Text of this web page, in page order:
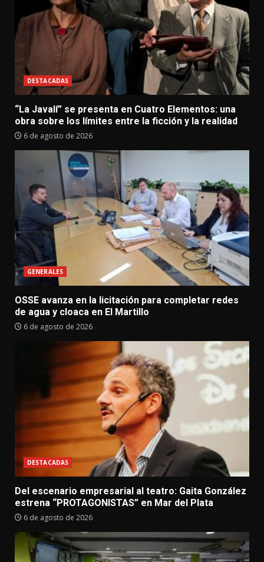
DESTACADAS
“La Javalí” se presenta en Cuatro Elementos: una
obra sobre los límites entre la ficción y la realidad
6 de agosto de 2026
GENERALES
OSSE avanza en la licitación para completar redes
de agua y cloaca en El Martillo
6 de agosto de 2026
DESTACADAS
Del escenario empresarial al teatro: Gaita González
estrena “PROTAGONISTAS” en Mar del Plata
6 de agosto de 2026